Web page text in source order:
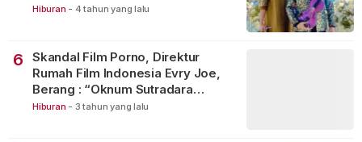
Hiburan - 4 tahun yang lalu
6
Skandal Film Porno, Direktur
Rumah Film Indonesia Evry Joe,
Berang : “Oknum Sutradara
Merusak Perfilman Indonesia”!
Hiburan - 3 tahun yang lalu